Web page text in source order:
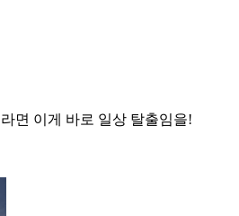
면 이게 바로 일상 탈출임을!